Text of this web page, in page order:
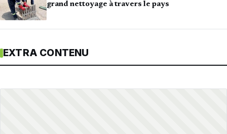
grand nettoyage à travers le pays
EXTRA CONTENU